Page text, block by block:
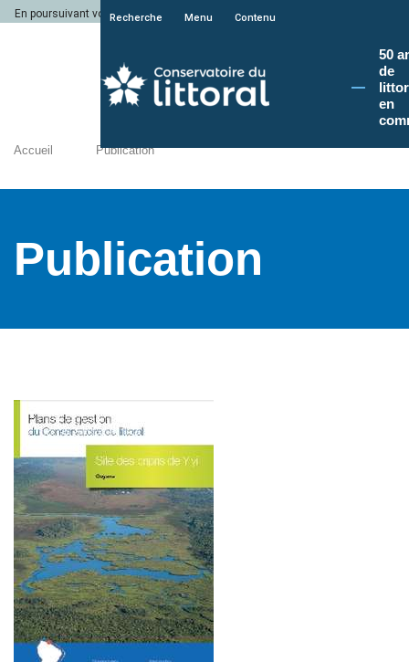
En poursuivant votre navigation sur le site du Conservatoire du littoral, vous
Recherche Menu Contenu
50
de
en
Accueil Publication
Publication